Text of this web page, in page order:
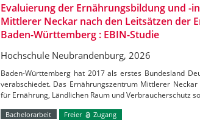
Evaluierung der Ernährungsbildung und
Mittlerer Neckar nach den Leitsätzen der
Baden-Württemberg : EBIN-Studie
Hochschule Neubrandenburg, 2026
Baden-Württemberg hat 2017 als erstes Bundesland
verabschiedet. Das Ernährungszentrum Mittlerer
für Ernährung, Ländlichen Raum und Verbraucherschutz
Bachelorarbeit Freier Zugang